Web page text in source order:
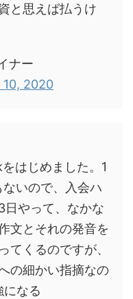
と思えば払うけ
ナー
2020
はじめました。1
いので、入会ハ
日やって、なかな
文とそれの発音を
てくるのですが、
の細かい指摘なの
になる